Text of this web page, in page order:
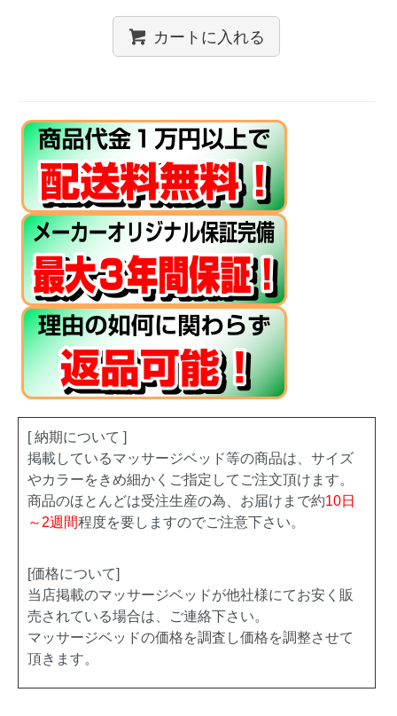
カートに入れる
[ 納期について ]
掲載しているマッサージベッド等の商品は、サイズ
やカラーをきめ細かくご指定してご注文頂けます。
商品のほとんどは受注生産の為、お届けまで約10日
～2週間程度を要しますのでご注意下さい。
[価格について]
当店掲載のマッサージベッドが他社様にてお安く販
売されている場合は、ご連絡下さい。
マッサージベッドの価格を調査し価格を調整させて
頂きます。